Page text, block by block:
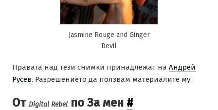
Jasmine Rouge and Ginger
Devil
Правата над тези снимки принадлежат на Андрей
Русев. Разрешението да ползвам материалите му:
От Digital Rebel по За мен #